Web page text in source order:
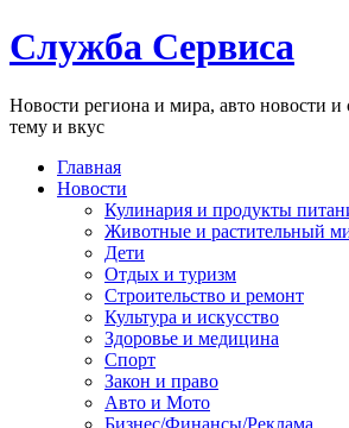
Служба Сервиса
Новости региона и мира, авто новости
тему и вкус
Главная
Новости
Кулинария и продукты
Животные и растительный
Дети
Отдых и туризм
Строительство и ремонт
Культура и искусство
Здоровье и медицина
Спорт
Закон и право
Авто и Мото
Бизнес/Финансы/Реклама